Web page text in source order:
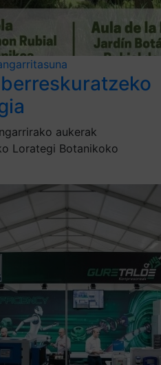
aukerak
Lorategi Botanikoko